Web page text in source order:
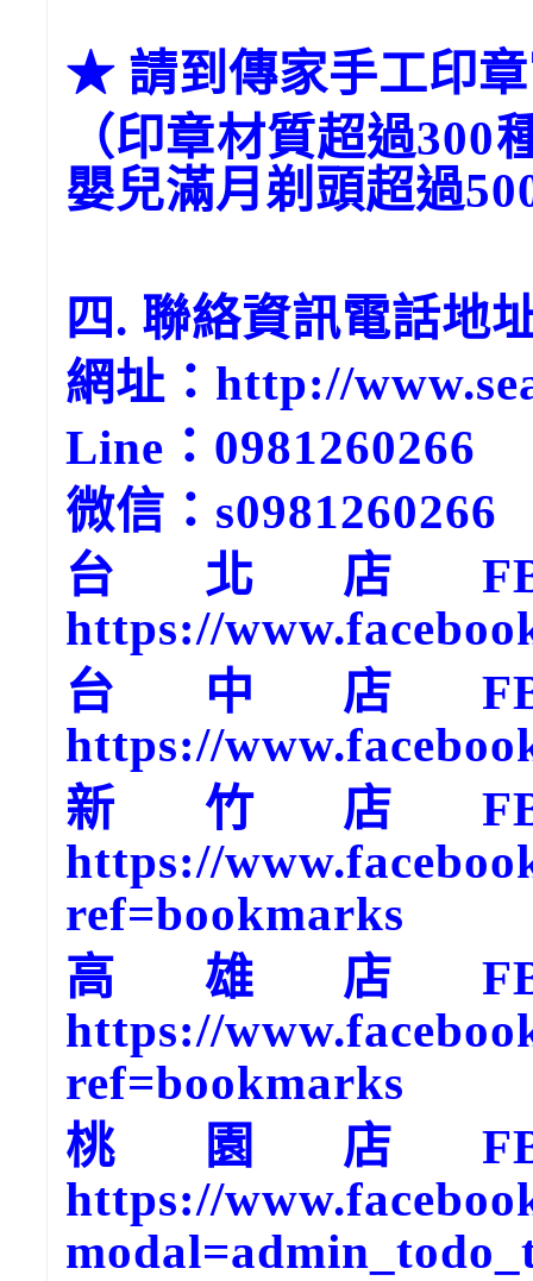
★ 請到傳家手工印
（印章材質超過
嬰兒滿月剃頭超過
四. 聯絡資訊電話地
網址：http://
Line：0981260266
微信：s0981260266
台北店
https://
台中店
https://
新竹店
https://
ref=bookmarks
高雄店
https://
ref=bookmarks
桃園店
https://